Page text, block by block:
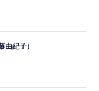
紀子）